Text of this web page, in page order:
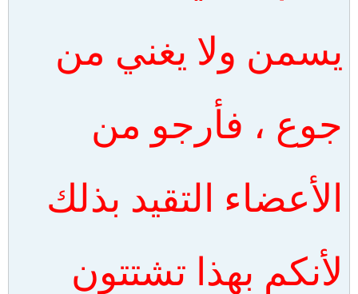
يسمن ولا يغني من
جوع ، فأرجو من
الأعضاء التقيد بذلك
لأنكم بهذا تشتتون